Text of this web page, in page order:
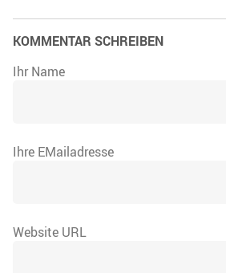
KOMMENTAR SCHREIBEN
Ihr Name
Ihre EMailadresse
Website URL